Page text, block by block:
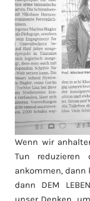
Wenn wir
Tun
ankommen, dann
dann DEM